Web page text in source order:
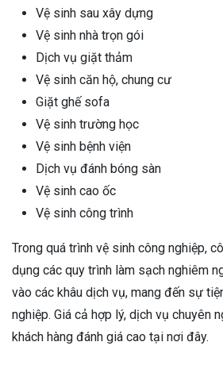
Vệ sinh sau xây dựng
Vệ sinh nhà trọn gói
Dịch vụ giặt thảm
Vệ sinh căn hộ, chung cư
Giặt ghế sofa
Vệ sinh trường học
Vệ sinh bệnh viện
Dịch vụ đánh bóng sàn
Vệ sinh cao ốc
Vệ sinh công trình
Trong quá trình vệ sinh công nghiệp,
dụng các quy trình làm sạch nghiêm
vào các khâu dịch vụ, mang đến sự
nghiệp. Giá cả hợp lý, dịch vụ chuyên
khách hàng đánh giá cao tại nơi đây.